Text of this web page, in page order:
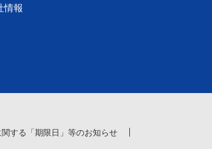
情報
する「期限日」等のお知らせ